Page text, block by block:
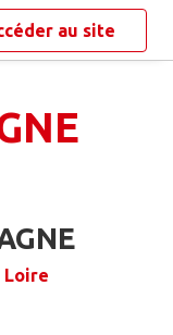
au site
Loire